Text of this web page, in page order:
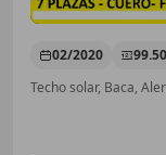
02/2020